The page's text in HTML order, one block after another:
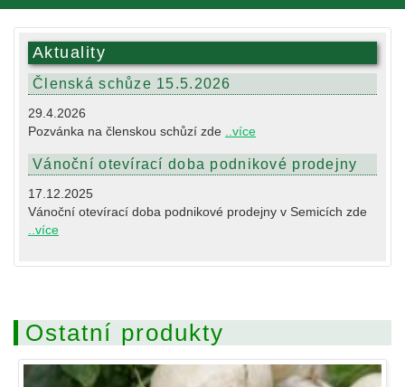
Aktuality
Členská schůze 15.5.2026
29.4.2026
Pozvánka na členskou schůzí zde
..více
Vánoční otevírací doba podnikové prodejny
17.12.2025
Vánoční otevírací doba podnikové prodejny v Semicích zde
..více
Ostatní produkty